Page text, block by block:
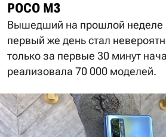
POCO M3
Вышедший на прошлой неделе
первый же день стал
только за первые 30 минут
реализовала 70 000 моделей.